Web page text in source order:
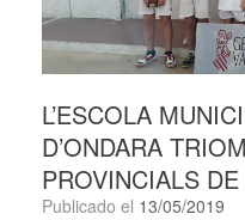
L’ESCOLA
D’ONDARA
PROVINCIALS
Publicado el 13/05/2019